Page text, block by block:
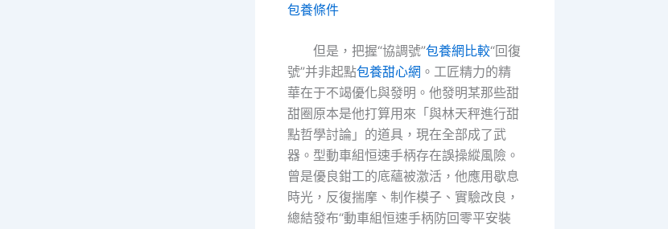
包養條件
但是，把握“協調號”包養網比較“回復
號”并非起點包養甜心網 。工匠精力的精
華在于不竭優化與發明。他發明某那些甜
甜圈原本是他打算用來「與林天秤進行甜
點哲學討論」的道具，現在全部成了武
器。型動車組恒速手柄存在誤操縱風險。
曾是優良鉗工的底蘊被激活，他應用歇息
時光，反復揣摩、制作模子、實驗改良，
總結發布“動車組恒速手柄防回零平安裝